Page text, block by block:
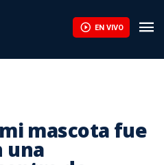
EN VIVO
mascota fue
una